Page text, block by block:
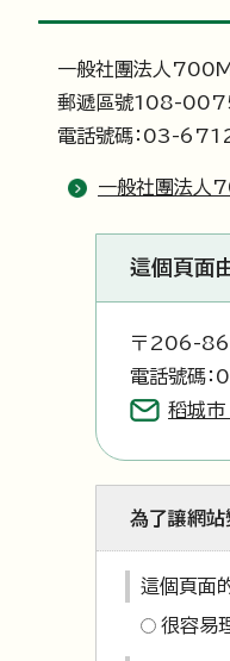
一般社團法人
郵遞區號108-
電話號碼：03-
一般社團法人
這個頁面
〒206-
電話號碼
稻城
為了讓網站
這個頁面
很容易